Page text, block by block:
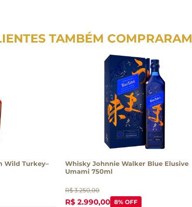
TAMBÉM COMPRARAM
Wild Turkey–
Whisky Johnnie Walker Blue Elusive
Umami 750ml
R$ 3.250,00
R$ 2.990,00 8% OFF